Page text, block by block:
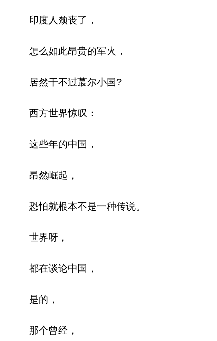
印度人颓丧了，
怎么如此昂贵的军火，
居然干不过蕞尔小国?
西方世界惊叹：
这些年的中国，
昂然崛起，
恐怕就根本不是一种传说。
世界呀，
都在谈论中国，
是的，
那个曾经，